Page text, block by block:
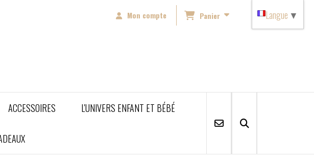
Mon compte Panier
ACCESSOIRES L'UNIVERS ENFANT ET BÉBÉ
Langue ▼